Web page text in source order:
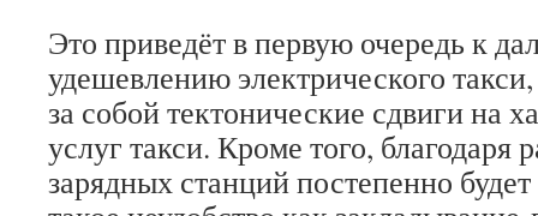
Это приведёт в первую очередь к
удешевлению электрического
за собой тектонические сдвиги на
услуг такси. Кроме того,
зарядных станций постепенно